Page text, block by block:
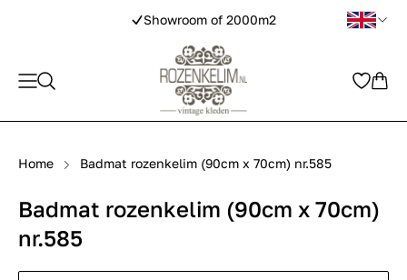
Showroom of 2000m2
Home Badmat rozenkelim (90cm x 70cm) nr.585
Badmat rozenkelim (90cm x 70cm)
nr.585